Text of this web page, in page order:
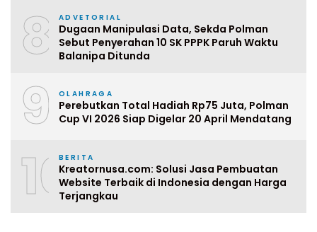
8 ADVETORIAL
Dugaan Manipulasi Data, Sekda Polman
Sebut Penyerahan 10 SK PPPK Paruh Waktu
Balanipa Ditunda
9 OLAHRAGA
Perebutkan Total Hadiah Rp75 Juta, Polman
Cup VI 2026 Siap Digelar 20 April Mendatang
10BERITA
Kreatornusa.com: Solusi Jasa Pembuatan
Website Terbaik di Indonesia dengan Harga
Terjangkau